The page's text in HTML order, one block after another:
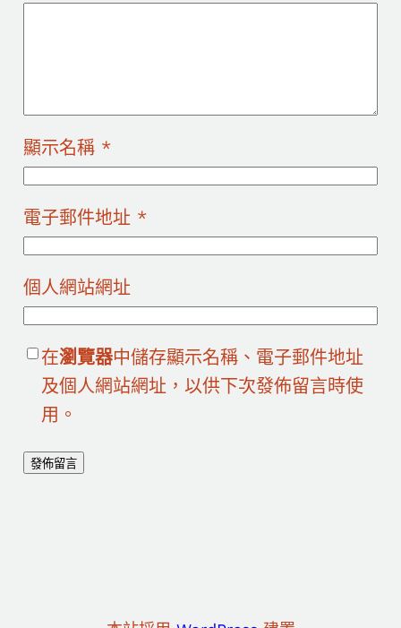
顯示名稱 *
電子郵件地址 *
個人網站網址
在瀏覽器中儲存顯示名稱、電子郵件地址
及個人網站網址，以供下次發佈留言時使
用。